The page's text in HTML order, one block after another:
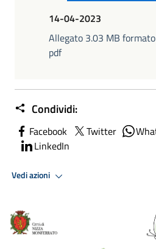
14-04-2023
Allegato 3.03 MB formato
pdf
Condividi:
Facebook Twitter
LinkedIn
Vedi azioni